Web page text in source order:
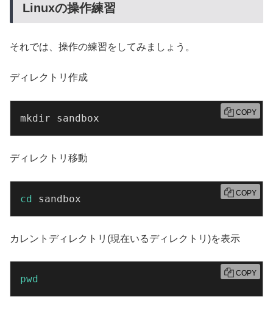
Linuxの操作練習
それでは、操作の練習をしてみましょう。
ディレクトリ作成
mkdir sandbox COPY
ディレクトリ移動
cd sandbox COPY
カレントディレクトリ(現在いるディレクトリ)を表示
pwd COPY